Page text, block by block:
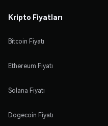
Kripto Fiyatları
Bitcoin Fiyatı
Ethereum Fiyatı
Solana Fiyatı
Dogecoin Fiyatı